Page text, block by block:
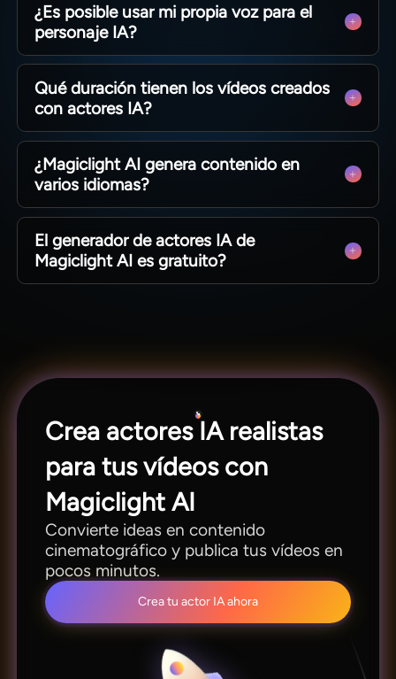
diseño para reutilizar su imagen y estilo en todos
tus vídeos nuevos.
¿Es posible usar mi propia voz para el
personaje IA?
Cuenta con clonación vocal o selección de voces
predefinidas para que tu actor reproduzca tu
tono con realismo.
Qué duración tienen los vídeos creados
con actores IA?
Fragmentos cortos de unos segundos o
producciones completas de hasta 50 minutos en
una misma sesión de creación.
¿Magiclight AI genera contenido en
varios idiomas?
Dispone de soporte para 11 idiomas, permitiendo
crear personajes que hablen español, chino,
japonés y más.
El generador de actores IA de
Magiclight AI es gratuito?
Crea actores IA realistas
para tus vídeos con
Magiclight AI
Convierte ideas en contenido
cinematográfico y publica tus vídeos en
pocos minutos.
Crea tu actor IA ahora